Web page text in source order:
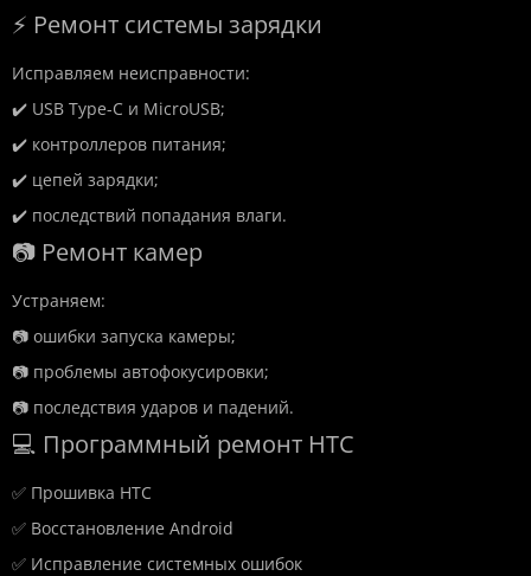
⚡ Ремонт системы зарядки
Исправляем неисправности:
✔️ USB Type-C и MicroUSB;
✔️ контроллеров питания;
✔️ цепей зарядки;
✔️ последствий попадания влаги.
📷 Ремонт камер
Устраняем:
📷 ошибки запуска камеры;
📷 проблемы автофокусировки;
📷 последствия ударов и падений.
💻 Программный ремонт HTC
✅ Прошивка HTC
✅ Восстановление Android
✅ Исправление системных ошибок